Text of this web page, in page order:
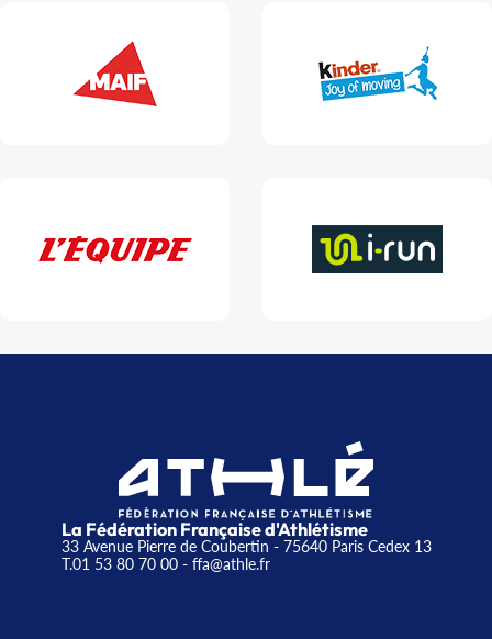
La Fédération Française d'Athlétisme
33 Avenue Pierre de Coubertin - 75640 Paris Cedex 13
T.01 53 80 70 00- ffa@athle.fr